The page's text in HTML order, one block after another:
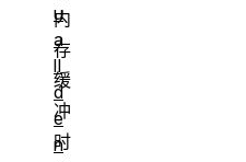
内
存
缓
冲
时
u
a
lI
d
e
n